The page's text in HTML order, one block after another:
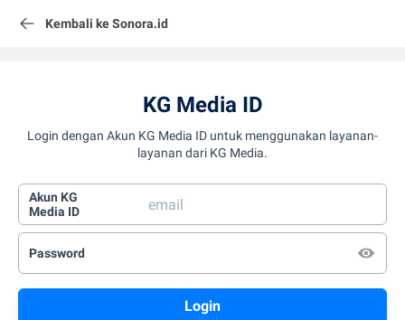
Kembali ke Sonora.id
KG Media ID
Login dengan Akun KG Media ID untuk menggunakan layanan-
layanan dari KG Media.
Akun KG
Media ID
Password